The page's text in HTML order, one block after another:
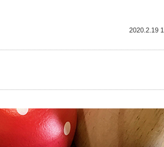
2020.2.19